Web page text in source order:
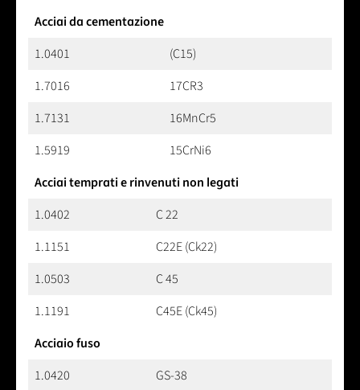
Acciai da cementazione
1.0401
(C15)
1.7016
17CR3
1.7131
16MnCr5
1.5919
15CrNi6
Acciai temprati e rinvenuti non legati
1.0402
C 22
1.1151
C22E (Ck22)
1.0503
C 45
1.1191
C45E (Ck45)
Acciaio fuso
1.0420
GS-38